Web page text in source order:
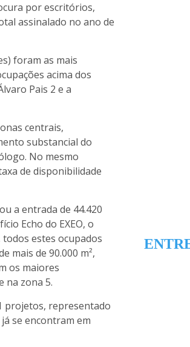
por escritórios,
assinalado no ano de
foram as mais
acima dos
Pais 2 e a
centrais,
substancial do
No mesmo
de disponibilidade
a entrada de 44.420
Echo do EXEO, o
estes ocupados
mais de 90.000 m²,
os maiores
na zona 5.
projetos, representado
já se encontram em